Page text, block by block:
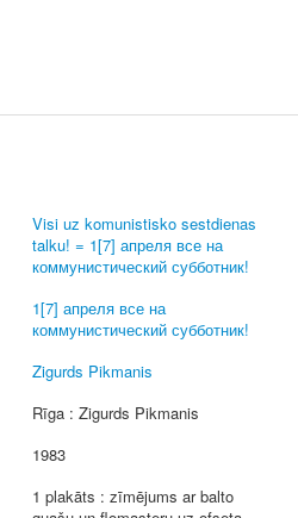
Visi uz komunistisko sestdienas
talku! = 1[7] апреля все на
коммунистический субботник!
1[7] апреля все на
коммунистический субботник!
Zigurds Pikmanis
Rīga : Zigurds Pikmanis
1983
1 plakāts : zīmējums ar balto